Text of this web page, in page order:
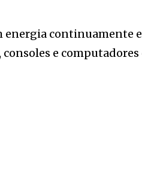
continuamente
e computadores